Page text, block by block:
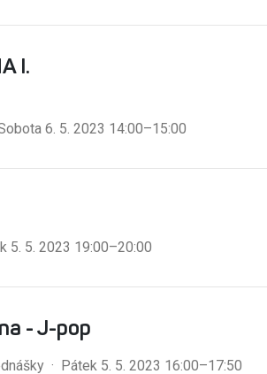
I.
6. 5. 2023 14:00–15:00
5. 5. 2023 19:00–20:00
- J-pop
· Pátek 5. 5. 2023 16:00–17:50